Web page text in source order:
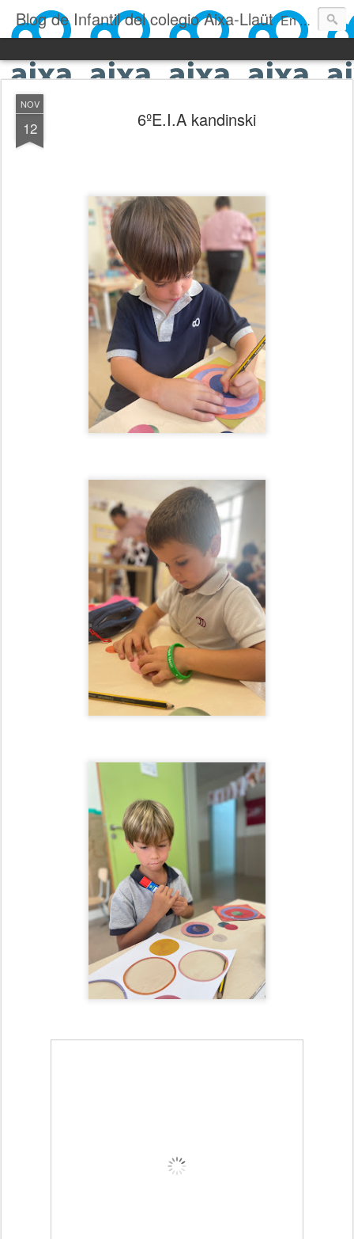
Blog de Infantil del colegio Aixa-Llaüt En nuestro blog verás las actividades del día a día de Infantil, de los alumnos de 0 a 6 años: los talleres, los experimentos, las rutinas, las clases, los patios, etc. ¡Todo aquello que los más pequeños no saben contar!
NOV
12 6ºE.I.A kandinski